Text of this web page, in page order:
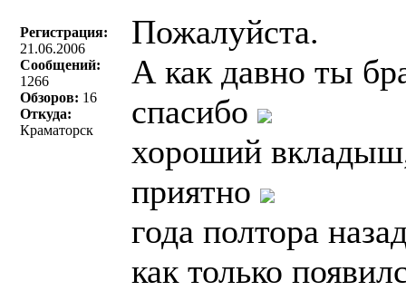
Регистрация:
21.06.2006
Сообщений:
1266
Обзоров: 16
Откуда:
Краматорск
Пожалуйста.
А как давно ты
спасибо
хороший
приятно
года полтора
как только